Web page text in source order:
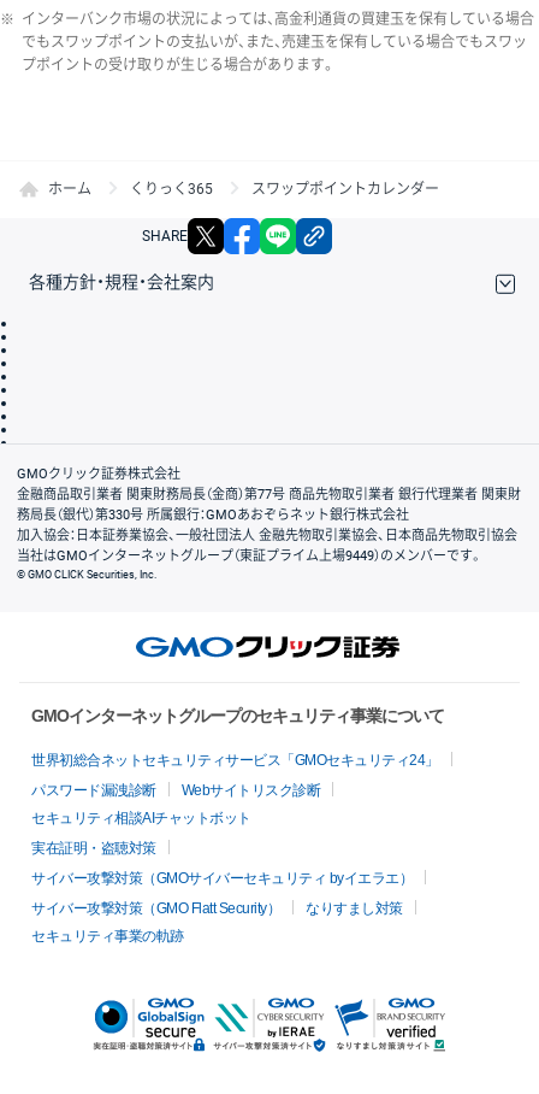
※ インターバンク市場の状況によっては、高金利通貨の買建玉を保有している場合
でもスワップポイントの支払いが、また、売建玉を保有している場合でもスワッ
プポイントの受け取りが生じる場合があります。
ホーム くりっく365 スワップポイントカレンダー
SHARE X facebook
各種方針・規程・会社案内
会社案内
GMOクリック証券株式会社
金融商品取引業者 関東財務局長（金商）第77号 商品先物取引業者 銀行代理業者 関東財
務局長（銀代）第330号 所属銀行：GMOあおぞらネット銀行株式会社
加入協会：日本証券業協会、一般社団法人 金融先物取引業協会、日本商品先物取引協会
当社はGMOインターネットグループ（東証プライム上場9449）のメンバーです。
© GMO CLICK Securities, Inc.
GMOインターネットグループのセキュリティ事業について
世界初総合ネットセキュリティサービス「GMOセキュリティ24」
パスワード漏洩診断
Webサイトリスク診断
セキュリティ相談AIチャットボット
実在証明・盗聴対策
サイバー攻撃対策（GMOサイバーセキュリティ byイエラエ）
サイバー攻撃対策（GMO Flatt Security）
なりすまし対策
セキュリティ事業の軌跡